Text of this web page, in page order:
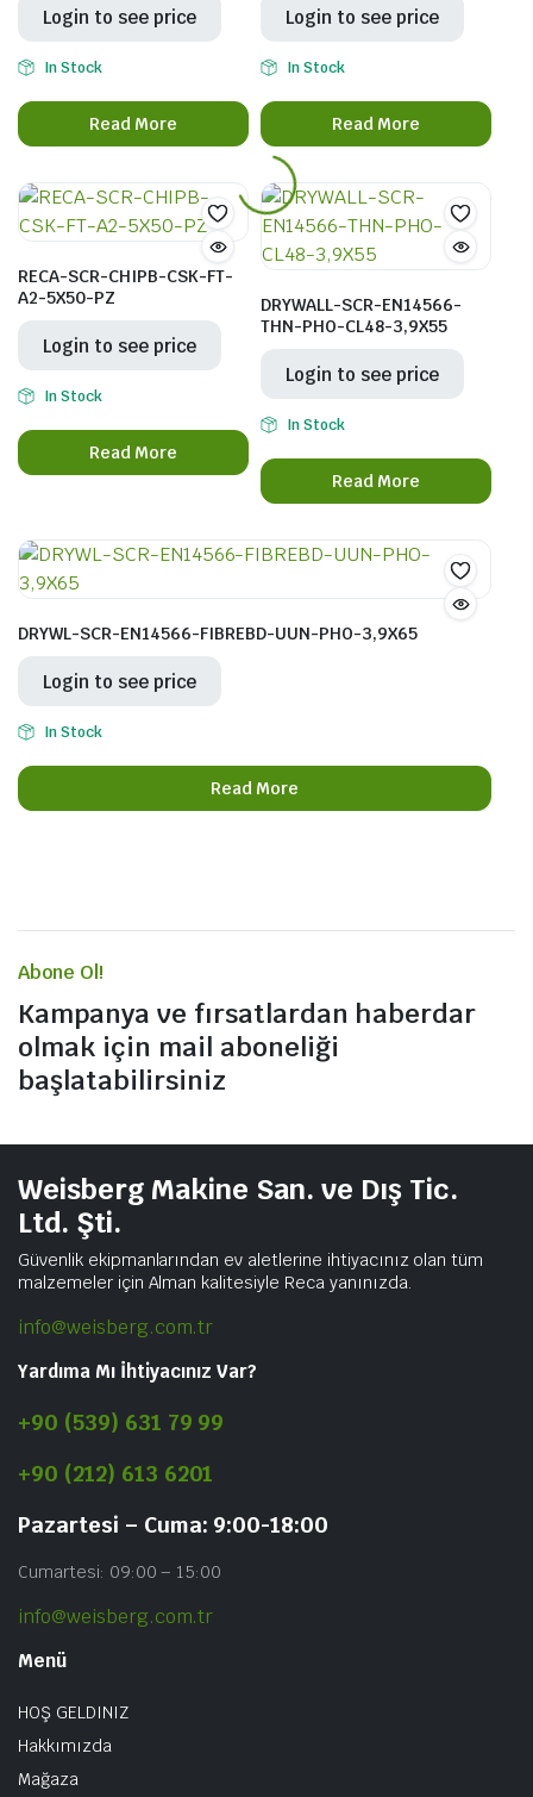
Login to see price
In Stock
Read More
Login to see price
In Stock
Read More
RECA-SCR-CHIPB-CSK-FT-
A2-5X50-PZ
Login to see price
In Stock
Read More
DRYWALL-SCR-EN14566-
THN-PHO-CL48-3,9X55
Login to see price
In Stock
Read More
DRYWL-SCR-EN14566-FIBREBD-UUN-PHO-3,9X65
Login to see price
In Stock
Read More
Abone Ol!
Kampanya ve fırsatlardan haberdar
olmak için mail aboneliği
başlatabilirsiniz
Weisberg Makine San. ve Dış Tic.
Ltd. Şti.
Güvenlik ekipmanlarından ev aletlerine ihtiyacınız olan tüm
malzemeler için Alman kalitesiyle Reca yanınızda.
info@weisberg.com.tr
Yardıma Mı İhtiyacınız Var?
+90 (539) 631 79 99
+90 (212) 613 6201
Pazartesi – Cuma: 9:00-18:00
Cumartesi: 09:00 – 15:00
info@weisberg.com.tr
Menü
HOŞ GELDINIZ
Hakkımızda
Mağaza